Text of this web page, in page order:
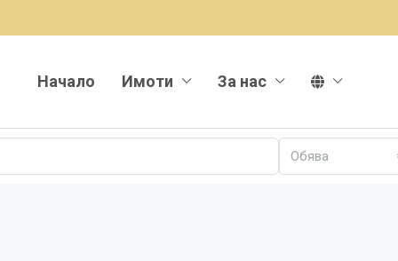
Начало Имоти За нас
Обява